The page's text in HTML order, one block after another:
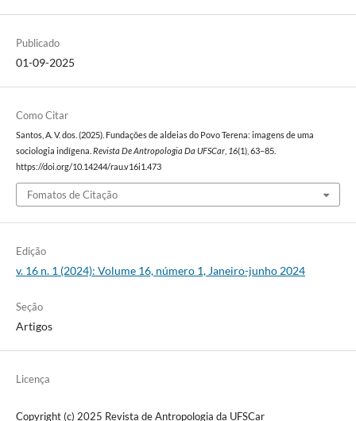
Publicado
01-09-2025
Como Citar
Santos, A. V. dos. (2025). Fundações de aldeias do Povo Terena: imagens de uma
sociologia indígena. Revista De Antropologia Da UFSCar, 16(1), 63–85.
https://doi.org/10.14244/rau.v16i1.473
Fomatos de Citação
Edição
v. 16 n. 1 (2024): Volume 16, número 1, Janeiro-junho 2024
Seção
Artigos
Licença
Copyright (c) 2025 Revista de Antropologia da UFSCar